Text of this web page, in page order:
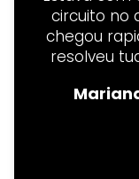
circuito no
chegou
resolveu